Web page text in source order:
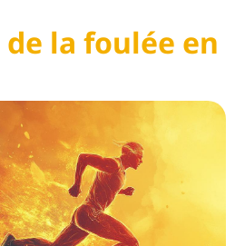
la foulée en